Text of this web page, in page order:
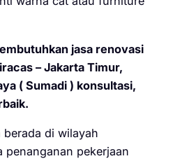
jasa renovasi
– Jakarta Timur,
( Sumadi ) konsultasi,
berada di wilayah
penanganan pekerjaan